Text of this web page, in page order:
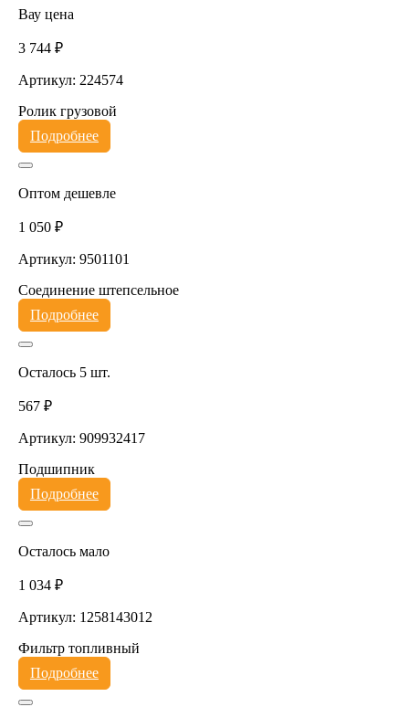
Вау цена
3 744 ₽
Артикул: 224574
Ролик грузовой
Подробнее
Оптом дешевле
1 050 ₽
Артикул: 9501101
Соединение штепсельное
Подробнее
Осталось 5 шт.
567 ₽
Артикул: 909932417
Подшипник
Подробнее
Осталось мало
1 034 ₽
Артикул: 1258143012
Фильтр топливный
Подробнее